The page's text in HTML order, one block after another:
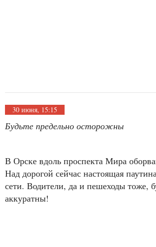
30 июня, 15:15
Будьте предельно осторожны
В Орске вдоль проспекта Мира
Над дорогой сейчас настоящая
сети. Водители, да и пешеходы тоже,
аккуратны!